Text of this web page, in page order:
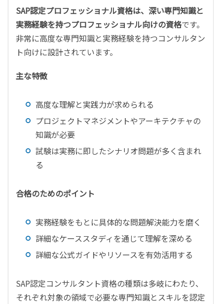
SAP認定プロフェッショナル資格は、深い専門知識と
実務経験を持つプロフェッショナル向けの資格です。
非常に高度な専門知識と実務経験を持つコンサルタン
ト向けに設計されています。
主な特徴
高度な理解と実践力が求められる
プロジェクトマネジメントやアーキテクチャの
知識が必要
試験は実務に即したシナリオ問題が多く含まれ
る
合格のためのポイント
実務経験をもとに具体的な問題解決能力を磨く
詳細なケーススタディを通じて理解を深める
詳細な公式ガイドやリソースを有効活用する
SAP認定コンサルタント資格の種類は多岐にわたり、
それぞれ対象の領域で必要な専門知識とスキルを認定